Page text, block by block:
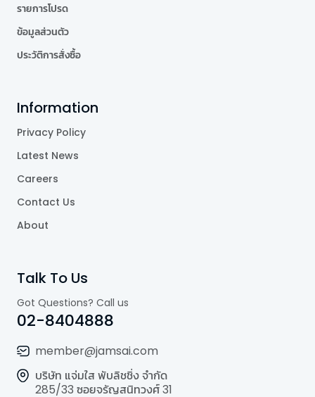
รายการโปรด
ข้อมูลส่วนตัว
ประวัติการสั่งซื้อ
Information
Privacy Policy
Latest News
Careers
Contact Us
About
Talk To Us
Got Questions? Call us
02-8404888
member@jamsai.com
บริษัท แจ่มใส พับลิชชิ่ง จำกัด
285/33 ซอยจรัญสนิทวงศ์ 31